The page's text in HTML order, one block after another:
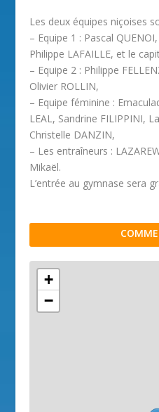
Les deux équipes niçoises
– Equipe 1 : Pascal
Philippe LAFAILLE, et le
– Equipe 2 : Philippe
Olivier ROLLIN,
– Equipe féminine :
LEAL, Sandrine FILIPPINI,
Christelle DANZIN,
– Les entraîneurs :
Mikaël.
L’entrée au gymnase sera
+
−